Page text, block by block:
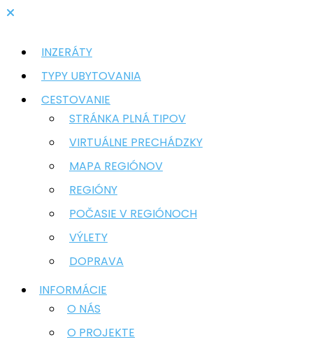
INZERÁTY
TYPY UBYTOVANIA
CESTOVANIE
STRÁNKA PLNÁ TIPOV
VIRTUÁLNE PRECHÁDZKY
MAPA REGIÓNOV
REGIÓNY
POČASIE V REGIÓNOCH
VÝLETY
DOPRAVA
INFORMÁCIE
O NÁS
O PROJEKTE